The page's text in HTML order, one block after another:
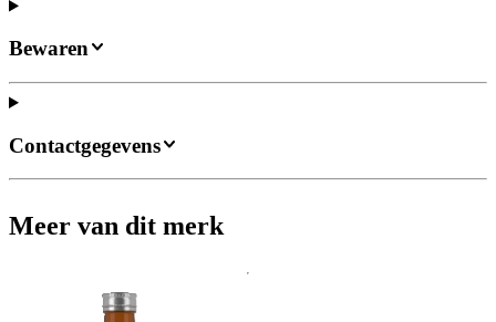
Bewaren
Contactgegevens
Meer van dit merk